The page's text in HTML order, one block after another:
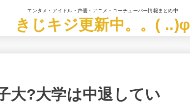
エンタメ・アイドル・声優・アニメ・ユーチューバー情報まとめ中
きじキジ更新中。。( ..)φ
大?大学は中退してい